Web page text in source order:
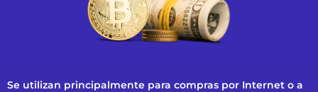
Se utilizan principalmente para compras por Internet o a